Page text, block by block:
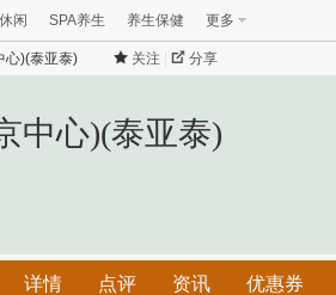
闲 SPA养生 养生保健 更多
关注 分享
心)(泰亚泰)
中心)(泰亚泰)
详情 点评 资讯 优惠券